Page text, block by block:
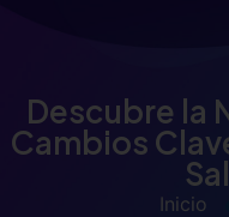
Descubre la
Cambios
Inicio